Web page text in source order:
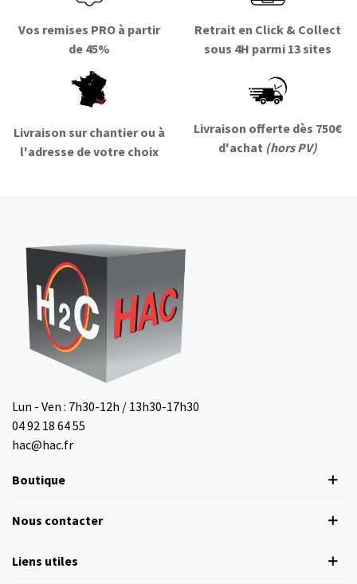
Vos remises PRO à partir
de 45%
Retrait en Click & Collect
sous 4H parmi 13 sites
Livraison sur chantier ou à
l'adresse de votre choix
Livraison offerte dès 750€
d'achat (hors PV)
Lun - Ven : 7h30-12h / 13h30-17h30
04 92 18 64 55
hac@hac.fr
Boutique
Nous contacter
Liens utiles